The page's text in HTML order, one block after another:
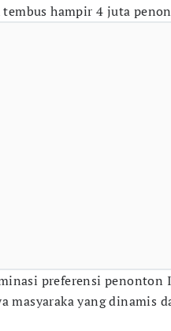
tembus hampir 4 juta
preferensi penonton
masyaraka yang dinamis